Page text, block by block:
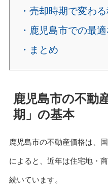
・売却時期で変わ
・鹿児島市での最
・まとめ
鹿児島市の不動
期」の基本
鹿児島市の不動産価格は、
によると、近年は住宅地・
続いています。